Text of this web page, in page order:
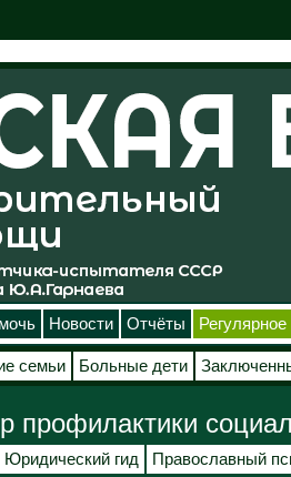
Новости Отчёты
семьи Больные дети
профилактики
Юридический гид Православный